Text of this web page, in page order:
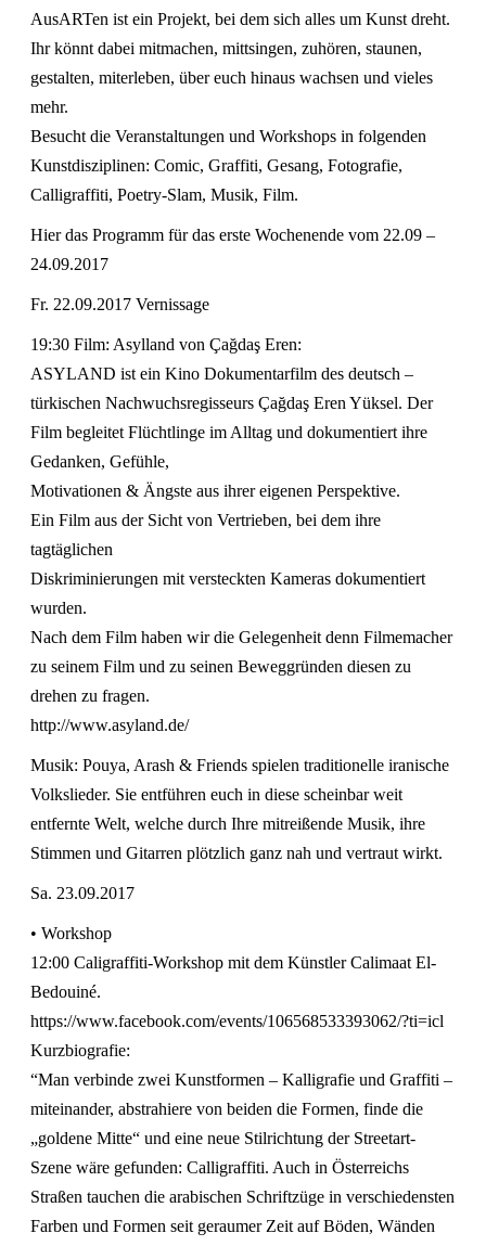
AusARTen ist ein Projekt, bei dem sich alles um Kunst dreht.
Ihr könnt dabei mitmachen, mittsingen, zuhören, staunen,
gestalten, miterleben, über euch hinaus wachsen und vieles
mehr.
Besucht die Veranstaltungen und Workshops in folgenden
Kunstdisziplinen: Comic, Graffiti, Gesang, Fotografie,
Calligraffiti, Poetry-Slam, Musik, Film.
Hier das Programm für das erste Wochenende vom 22.09 –
24.09.2017
Fr. 22.09.2017 Vernissage
19:30 Film: Asylland von Çağdaş Eren:
ASYLAND ist ein Kino Dokumentarfilm des deutsch –
türkischen Nachwuchsregisseurs Çağdaş Eren Yüksel. Der
Film begleitet Flüchtlinge im Alltag und dokumentiert ihre
Gedanken, Gefühle,
Motivationen & Ängste aus ihrer eigenen Perspektive.
Ein Film aus der Sicht von Vertrieben, bei dem ihre
tagtäglichen
Diskriminierungen mit versteckten Kameras dokumentiert
wurden.
Nach dem Film haben wir die Gelegenheit denn Filmemacher
zu seinem Film und zu seinen Beweggründen diesen zu
drehen zu fragen.
http://www.asyland.de/
Musik: Pouya, Arash & Friends spielen traditionelle iranische
Volkslieder. Sie entführen euch in diese scheinbar weit
entfernte Welt, welche durch Ihre mitreißende Musik, ihre
Stimmen und Gitarren plötzlich ganz nah und vertraut wirkt.
Sa. 23.09.2017
• Workshop
12:00 Caligraffiti-Workshop mit dem Künstler Calimaat El-
Bedouiné.
https://www.facebook.com/events/106568533393062/?ti=icl
Kurzbiografie:
“Man verbinde zwei Kunstformen – Kalligrafie und Graffiti –
miteinander, abstrahiere von beiden die Formen, finde die
„goldene Mitte“ und eine neue Stilrichtung der Streetart-
Szene wäre gefunden: Calligraffiti. Auch in Österreichs
Straßen tauchen die arabischen Schriftzüge in verschiedensten
Farben und Formen seit geraumer Zeit auf Böden, Wänden